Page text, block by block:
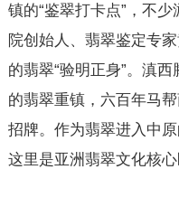
镇的“鉴翠打卡点”，不
院创始人、翡翠鉴定专
的翡翠“验明正身”。滇
的翡翠重镇，六百年马
招牌。作为翡翠进入中
这里是亚洲翡翠文化核心